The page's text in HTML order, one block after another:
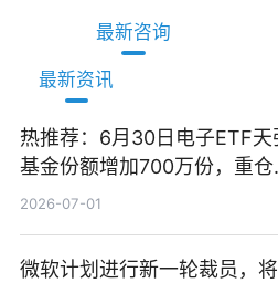
最新咨询
最新资讯
热推荐：6月30日电子ETF天
基金份额增加700万份，重仓
立讯精密、寒武纪、工业富联
2026-07-01
微软计划进行新一轮裁员，